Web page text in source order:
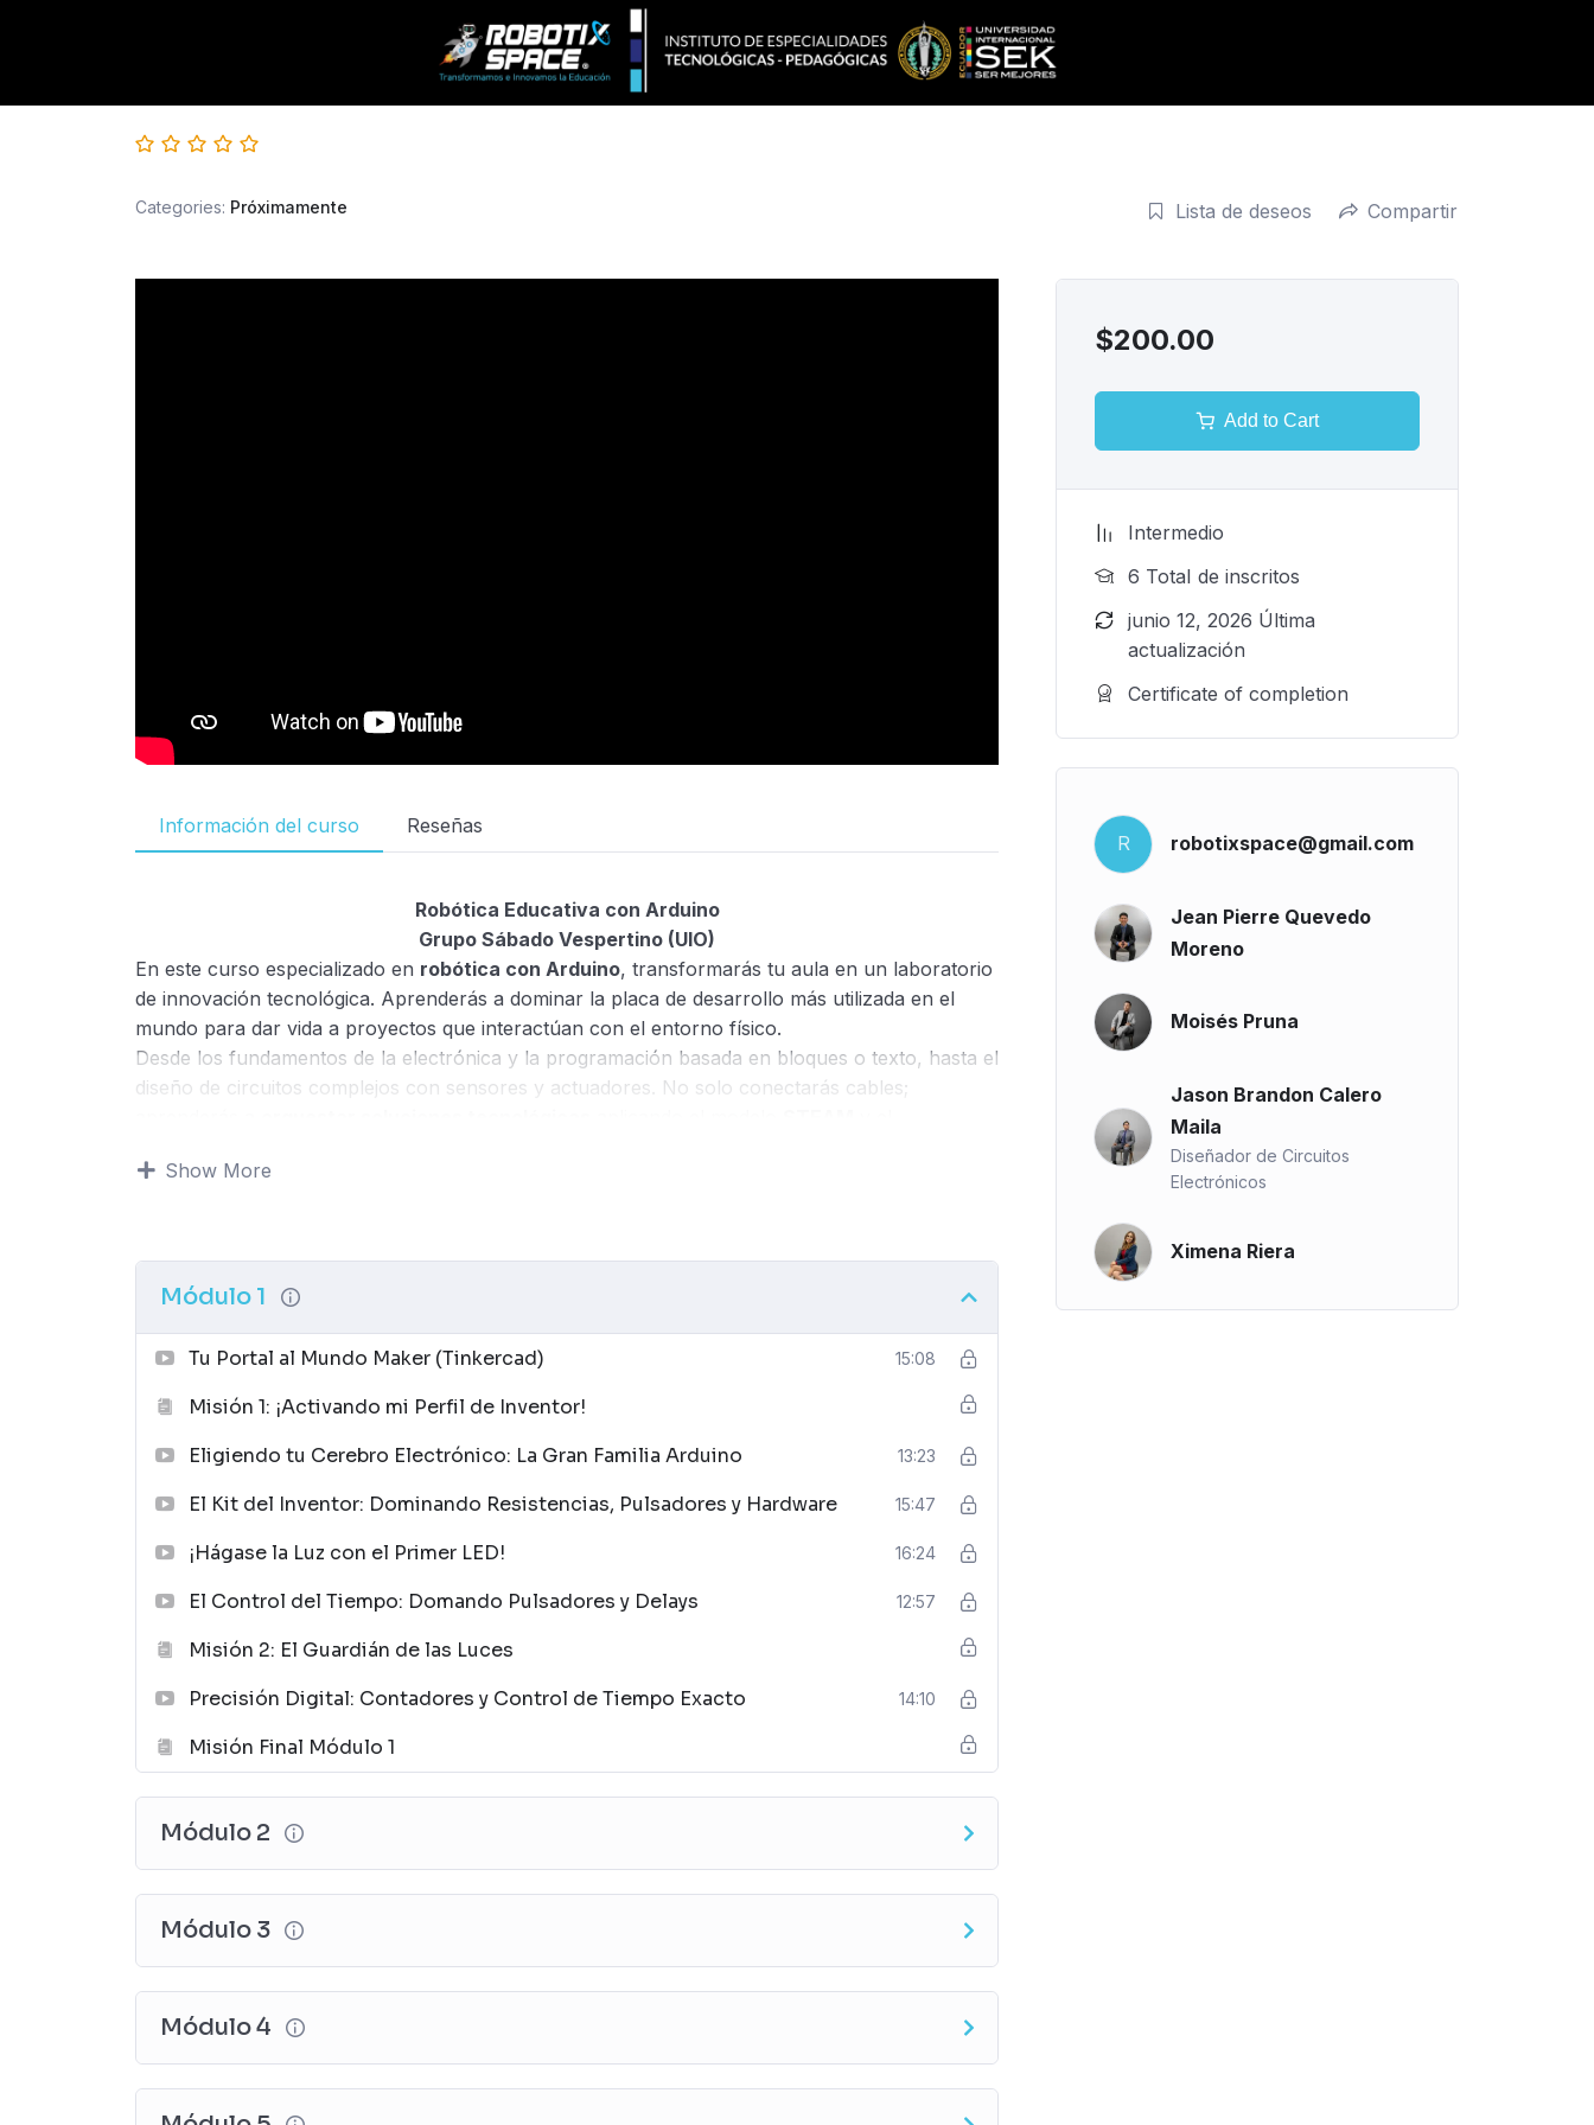
Categories: Próximamente Lista de deseos Compartir
Información del curso Reseñas
Robótica Educativa con Arduino
Grupo Sábado Vespertino (UIO)
En este curso especializado en robótica con Arduino, transformarás tu aula en un laboratorio
de innovación tecnológica. Aprenderás a dominar la placa de desarrollo más utilizada en el
mundo para dar vida a proyectos que interactúan con el entorno físico.
Desde los fundamentos de la electrónica y la programación basada en bloques o texto, hasta el
diseño de circuitos complejos con sensores y actuadores. No solo conectarás cables;
Show More
Módulo 1
Tu Portal al Mundo Maker (Tinkercad) 15:08
Misión 1: ¡Activando mi Perfil de Inventor!
Eligiendo tu Cerebro Electrónico: La Gran Familia Arduino
13:23
El Kit del Inventor: Dominando Resistencias, Pulsadores y Hardware 15:47
¡Hágase la Luz con el Primer LED! 16:24
El Control del Tiempo: Domando Pulsadores y Delays 12:57
Misión 2: El Guardián de las Luces
Precisión Digital: Contadores y Control de Tiempo Exacto
14:10
Misión Final Módulo 1
Módulo 2
Módulo 3
Módulo 4
$200.00
Add to Cart
Intermedio
6 TotaI de inscritos
junio 12, 2026 Última
actualización
Certificate of completion
R robotixspace@gmail.com
Jean Pierre Quevedo
Moreno
Moisés Pruna
Jason Brandon Calero
Maila
Diseñador de Circuitos
Electrónicos
Ximena Riera